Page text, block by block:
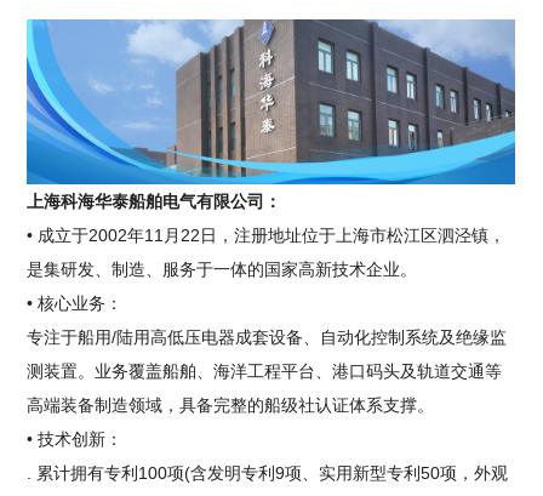
上海科海华泰船舶电气有限公司：
• 成立于2002年11月22日，注册地址位于上海市松江区泗泾镇，
是集研发、制造、服务于一体的国家高新技术企业。
• 核心业务：
专注于船用/陆用高低压电器成套设备、自动化控制系统及绝缘监
测装置。业务覆盖船舶、海洋工程平台、港口码头及轨道交通等
高端装备制造领域，具备完整的船级社认证体系支撑。
• 技术创新：
. 累计拥有专利100项(含发明专利9项、实用新型专利50项，外观